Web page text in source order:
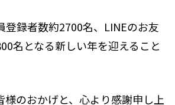
登録者数約2700名、LINEのお友
名となる新しい年を迎えること
様のおかげと、心より感謝申し上